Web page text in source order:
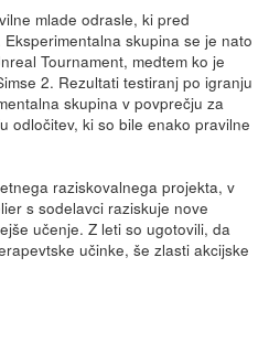
mlade odrasle, ki pred
skupina se je nato
Tournament, medtem ko je
2. Rezultati testiranj po igranju
skupina v povprečju za
odločitev, ki so bile enako pravilne
raziskovalnega projekta, v
s sodelavci raziskuje nove
učenje. Z leti so ugotovili, da
učinke, še zlasti akcijske